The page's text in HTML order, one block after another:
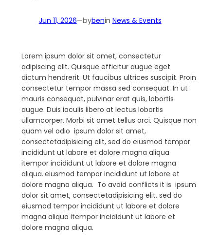
Jun 11, 2026—bybenin News & Events
Lorem ipsum dolor sit amet, consectetur
adipiscing elit. Quisque efficitur augue eget
dictum hendrerit. Ut faucibus ultrices suscipit. Proin
consectetur tempor massa sed consequat. In ut
mauris consequat, pulvinar erat quis, lobortis
augue. Duis iaculis libero at lectus lobortis
ullamcorper. Morbi sit amet tellus orci. Quisque non
quam vel odio ipsum dolor sit amet,
consectetadipisicing elit, sed do eiusmod tempor
incididunt ut labore et dolore magna aliqua
itempor incididunt ut labore et dolore magna
aliqua..eiusmod tempor incididunt ut labore et
dolore magna aliqua. To avoid conflicts it is ipsum
dolor sit amet, consectetadipisicing elit, sed do
eiusmod tempor incididunt ut labore et dolore
magna aliqua itempor incididunt ut labore et
dolore magna aliqua.